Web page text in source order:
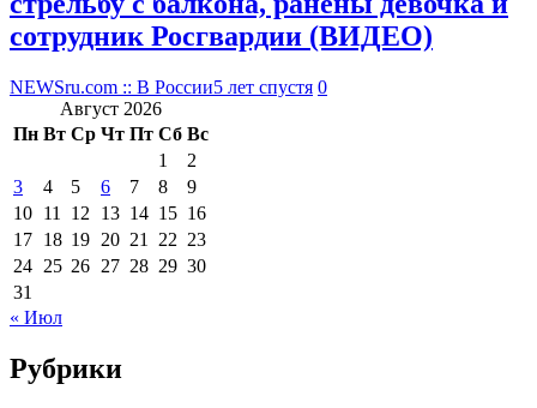
сотрудник Росгвардии (ВИДЕО)
NEWSru.com :: В России5 лет спустя 0
Август 2026
Пн Вт Ср Чт Пт Сб Вс
1
2
3
4 5 6 7 8
9
10 11 12 13 14 15 16
17 18 19 20 21 22 23
24 25 26 27 28 29 30
31
« Июл
Рубрики